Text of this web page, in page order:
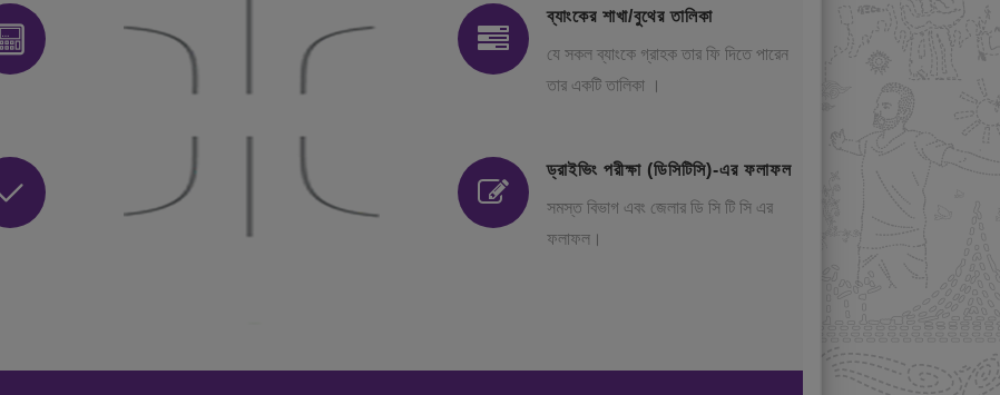
ব্যাংকের শাখা/বুথের তালিকা
যে সকল ব্যাংকে গ্রাহক তার ফি দিতে পারেন
তার একটি তালিকা ।
ড্রাইভিং পরীক্ষা (ডিসিটিসি)-এর ফলাফল
সমস্ত বিভাগ এবং জেলার ডি সি টি সি এর
ফলাফল।